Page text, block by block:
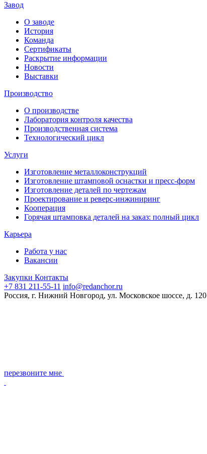
Завод
О заводе
История
Команда
Сертификаты
Раскрытие информации
Новости
Выставки
Производство
О производстве
Лаборатория контроля качества
Производственная система
Технологический цикл
Услуги
Изготовление металлоконструкций
Изготовление штамповой оснастки и пресс-форм
Изготовление деталей по чертежам
Проектирование и реверс-инжиниринг
Кооперация
Горячая штамповка деталей на заказ: полный цикл
Карьера
Работа у нас
Вакансии
Закупки Контакты
+7 831 211-55-11 info@redanchor.ru
Россия, г. Нижний Новгород, ул. Московское шоссе, д. 120
перезвоните мне